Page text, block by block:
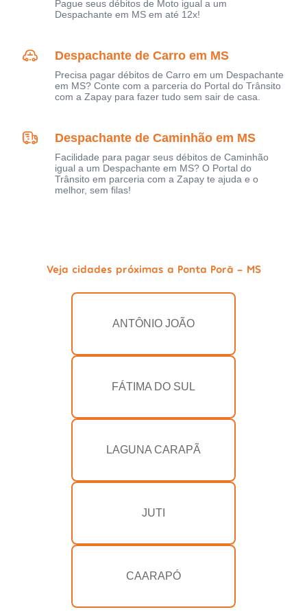
Pague seus débitos de Moto igual a um
Despachante em MS em até 12x!
Despachante de Carro em MS
Precisa pagar débitos de Carro em um Despachante
em MS? Conte com a parceria do Portal do Trânsito
com a Zapay para fazer tudo sem sair de casa.
Despachante de Caminhão em MS
Facilidade para pagar seus débitos de Caminhão
igual a um Despachante em MS? O Portal do
Trânsito em parceria com a Zapay te ajuda e o
melhor, sem filas!
Veja cidades próximas a Ponta Porã - MS
ANTÔNIO JOÃO
FÁTIMA DO SUL
LAGUNA CARAPÃ
JUTI
CAARAPÓ